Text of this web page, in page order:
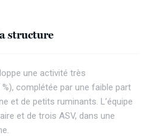
structure
une activité très
complétée par une faible part
et de petits ruminants. L’équipe
et de trois ASV, dans une